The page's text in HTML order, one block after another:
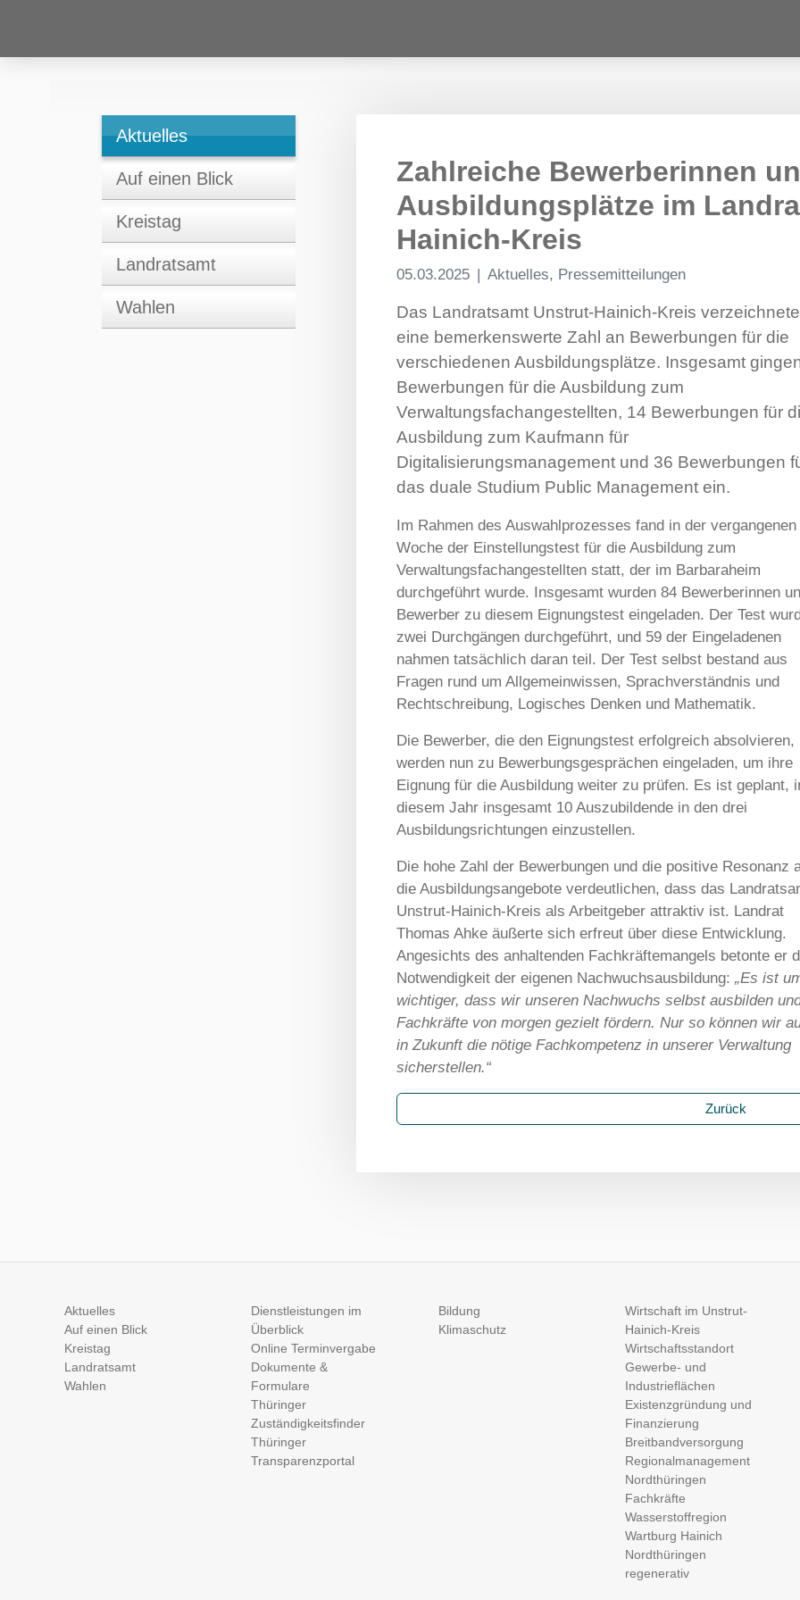
Zahlreiche Bewerberinnen
Ausbildungsplätze im
Hainich-Kreis
05.03.2025 Aktuelles, Pressemitteilungen
Das Landratsamt Unstrut-Hainich-Kreis verzeichnete
eine bemerkenswerte Zahl an Bewerbungen für die
verschiedenen Ausbildungsplätze. Insgesamt
Bewerbungen für die Ausbildung zum
Verwaltungsfachangestellten, 14 Bewerbungen für
Ausbildung zum Kaufmann für
Digitalisierungsmanagement und 36 Bewerbungen
das duale Studium Public Management ein.
Im Rahmen des Auswahlprozesses fand in der vergangenen
Woche der Einstellungstest für die Ausbildung zum
Verwaltungsfachangestellten statt, der im Barbaraheim
durchgeführt wurde. Insgesamt wurden 84 Bewerberinnen
Bewerber zu diesem Eignungstest eingeladen. Der Test
zwei Durchgängen durchgeführt, und 59 der Eingeladenen
nahmen tatsächlich daran teil. Der Test selbst bestand aus
Fragen rund um Allgemeinwissen, Sprachverständnis und
Rechtschreibung, Logisches Denken und Mathematik.
Die Bewerber, die den Eignungstest erfolgreich absolvieren,
werden nun zu Bewerbungsgesprächen eingeladen, um ihre
Eignung für die Ausbildung weiter zu prüfen. Es ist geplant,
diesem Jahr insgesamt 10 Auszubildende in den drei
Ausbildungsrichtungen einzustellen.
Die hohe Zahl der Bewerbungen und die positive Resonanz
die Ausbildungsangebote verdeutlichen, dass das
Unstrut-Hainich-Kreis als Arbeitgeber attraktiv ist. Landrat
Thomas Ahke äußerte sich erfreut über diese Entwicklung.
Angesichts des anhaltenden Fachkräftemangels betonte er
Notwendigkeit der eigenen Nachwuchsausbildung: „Es ist
wichtiger, dass wir unseren Nachwuchs selbst ausbilden
Fachkräfte von morgen gezielt fördern. Nur so können wir
in Zukunft die nötige Fachkompetenz in unserer Verwaltung
sicherstellen.“
Zurück
Aktuelles
Auf einen Blick
Kreistag
Landratsamt
Wahlen
Aktuelles
Auf einen Blick
Kreistag
Landratsamt
Wahlen
Dienstleistungen im
Überblick
Online Terminvergabe
Dokumente &
Formulare
Thüringer
Zuständigkeitsfinder
Thüringer
Transparenzportal
Bildung
Klimaschutz
Wirtschaft im Unstrut-
Hainich-Kreis
Wirtschaftsstandort
Gewerbe- und
Industrieflächen
Existenzgründung und
Finanzierung
Breitbandversorgung
Regionalmanagement
Nordthüringen
Fachkräfte
Wasserstoffregion
Wartburg Hainich
Nordthüringen
regenerativ